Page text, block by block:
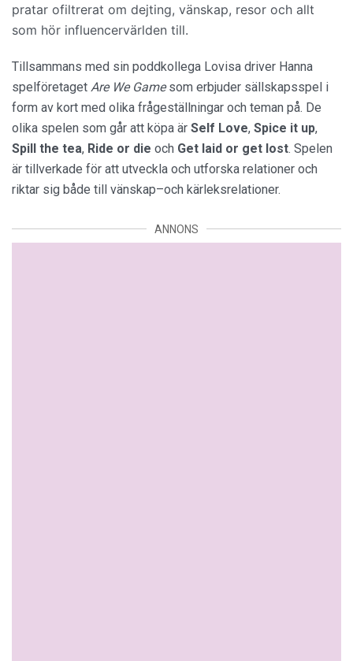
pratar ofiltrerat om dejting, vänskap, resor och allt
som hör influencervärlden till.
Tillsammans med sin poddkollega Lovisa driver Hanna
spelföretaget Are We Gamesom erbjuder sällskapsspel i
form av kort med olika frågeställningar och teman på. De
olika spelen som går att köpa är Self Love, Spice it up,
Spill the tea, Ride or die och Get laid or get lost. Spelen
är tillverkade för att utveckla och utforska relationer och
riktar sig både till vänskap–och kärleksrelationer.
ANNONS